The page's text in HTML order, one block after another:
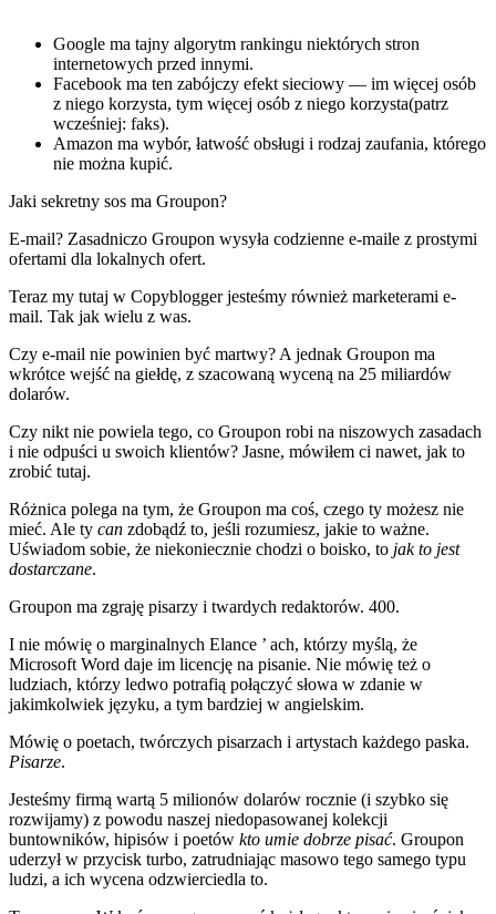
Google ma tajny algorytm rankingu niektórych stron
internetowych przed innymi.
Facebook ma ten zabójczy efekt sieciowy — im więcej osób
z niego korzysta, tym więcej osób z niego korzysta(patrz
wcześniej: faks).
Amazon ma wybór, łatwość obsługi i rodzaj zaufania, którego
nie można kupić.
Jaki sekretny sos ma Groupon?
E-mail? Zasadniczo Groupon wysyła codzienne e-maile z prostymi
ofertami dla lokalnych ofert.
Teraz my tutaj w Copyblogger jesteśmy również marketerami e-
mail. Tak jak wielu z was.
Czy e-mail nie powinien być martwy? A jednak Groupon ma
wkrótce wejść na giełdę, z szacowaną wyceną na 25 miliardów
dolarów.
Czy nikt nie powiela tego, co Groupon robi na niszowych zasadach
i nie odpuści u swoich klientów? Jasne, mówiłem ci nawet, jak to
zrobić tutaj.
Różnica polega na tym, że Groupon ma coś, czego ty możesz nie
mieć. Ale ty can zdobądź to, jeśli rozumiesz, jakie to ważne.
Uświadom sobie, że niekoniecznie chodzi o boisko, to jak to jest
dostarczane.
Groupon ma zgraję pisarzy i twardych redaktorów. 400.
I nie mówię o marginalnych Elance ’ ach, którzy myślą, że
Microsoft Word daje im licencję na pisanie. Nie mówię też o
ludziach, którzy ledwo potrafią połączyć słowa w zdanie w
jakimkolwiek języku, a tym bardziej w angielskim.
Mówię o poetach, twórczych pisarzach i artystach każdego paska.
Pisarze.
Jesteśmy firmą wartą 5 milionów dolarów rocznie (i szybko się
rozwijamy) z powodu naszej niedopasowanej kolekcji
buntowników, hipisów i poetów kto umie dobrze pisać. Groupon
uderzył w przycisk turbo, zatrudniając masowo tego samego typu
ludzi, a ich wycena odzwierciedla to.